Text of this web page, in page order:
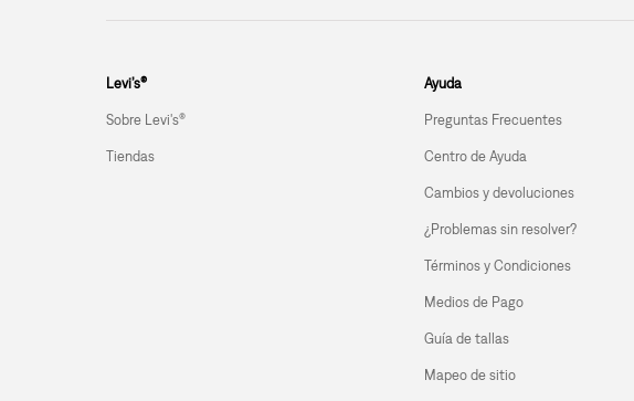
Levi’s®
Sobre Levi's®
Tiendas
Ayuda
Preguntas Frecuentes
Centro de Ayuda
Cambios y devoluciones
¿Problemas sin resolver?
Términos y Condiciones
Medios de Pago
Guía de tallas
Mapeo de sitio